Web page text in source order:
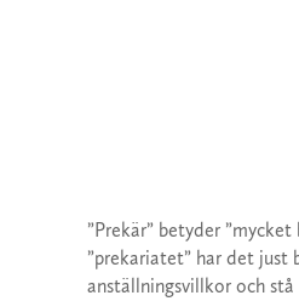
”Prekär” betyder
”prekariatet” har det just
anställningsvillkor och